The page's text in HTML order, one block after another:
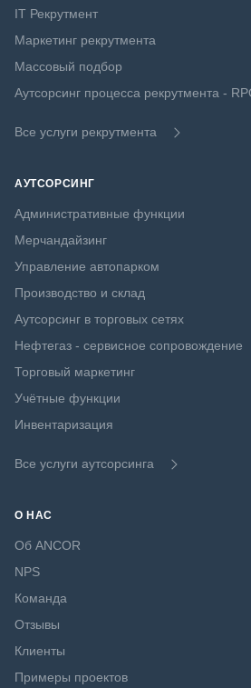
IT Рекрутмент
Маркетинг рекрутмента
Массовый подбор
Аутсорсинг процесса рекрутмента -
Все услуги рекрутмента
АУТСОРСИНГ
Административные функции
Мерчандайзинг
Управление автопарком
Производство и склад
Аутсорсинг в торговых сетях
Нефтегаз - сервисное сопровождение
Торговый маркетинг
Учётные функции
Инвентаризация
Все услуги аутсорсинга
О НАС
Об ANCOR
NPS
Команда
Отзывы
Клиенты
Примеры проектов